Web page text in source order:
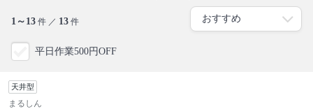
1～13 件 ／ 13 件
平日作業500円OFF
天井型
まるしん